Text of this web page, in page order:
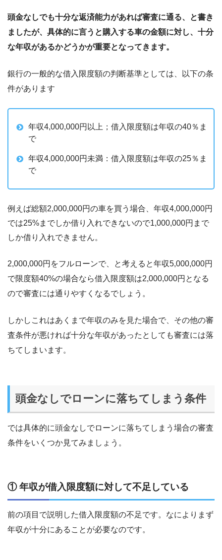
頭金なしでも十分な返済能力があれば審査に通る、と書き
ましたが、具体的に言うと購入する車の金額に対し、十分
な年収があるかどうかが重要となってきます。
銀行の一般的な借入限度額の判断基準としては、以下の条
件があります
年収4,000,000円以上；借入限度額は年収の40％ま
で
年収4,000,000円未満：借入限度額は年収の25％ま
で
例えば総額2,000,000円の車を買う場合、年収4,000,000円
では25%までしか借り入れできないので1,000,000円まで
しか借り入れできません。
2,000,000円をフルローンで、と考えると年収5,000,000円
で限度額40%の場合なら借入限度額は2,000,000円となる
ので審査には通りやすくなるでしょう。
しかしこれはあくまで年収のみを見た場合で、その他の審
査条件が悪ければ十分な年収があったとしても審査には落
ちてしまいます。
頭金なしでローンに落ちてしまう条件
では具体的に頭金なしでローンに落ちてしまう場合の審査
条件をいくつか見てみましょう。
① 年収が借入限度額に対して不足している
前の項目で説明した借入限度額の不足です。なによりまず
年収が十分にあることが必要なのです。